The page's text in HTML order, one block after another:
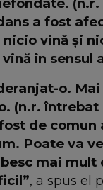
a fost
vină și
în sensul
o.
(n.r. întrebat
de comun
Poate va
mai mult
, a spus el